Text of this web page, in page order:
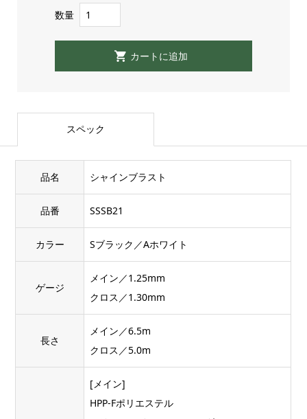
数量
スペック
品名 シャインブラスト
品番 SSSB21
カラー Sブラック／Aホワイト
ゲージ
メイン／1.25mm
クロス／1.30mm
長さ
メイン／6.5m
クロス／5.0m
[メイン]
HPP-Fポリエステル